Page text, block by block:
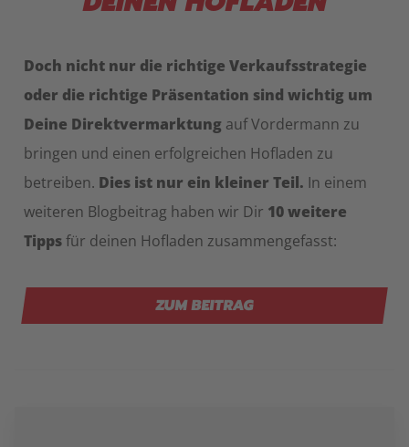
Doch nicht nur die richtige Verkaufsstrategie
oder die richtige Präsentation sind wichtig um
Deine Direktvermarktung auf Vordermann zu
bringen und einen erfolgreichen Hofladen zu
betreiben. Dies ist nur ein kleiner Teil. In einem
weiteren Blogbeitrag haben wir Dir 10 weitere
Tippsfür deinen Hofladen zusammengefasst:
ZUM BEITRAG